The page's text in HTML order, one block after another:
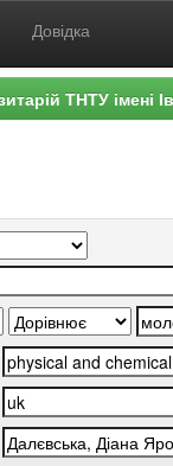
Довідка
ТНТУ імені